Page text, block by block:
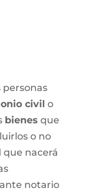
personas
civil o
bienes que
o no
que nacerá
notario